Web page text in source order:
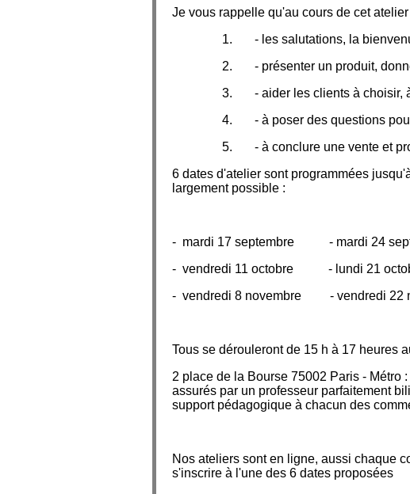
Je vous rappelle qu'au cours de cet
1. - les salutations, la
2. - présenter un produit,
3. - aider les clients à choisir,
4. - à poser des questions
5. - à conclure une vente et
6 dates d'atelier sont programmées
largement possible :
- mardi 17 septembre - mardi 24
- vendredi 11 octobre - lundi 21
- vendredi 8 novembre - vendredi 22
Tous se dérouleront de 15 h à 17 heures
2 place de la Bourse 75002 Paris - Métro
assurés par un professeur parfaitement
support pédagogique à chacun des
Nos ateliers sont en ligne, aussi chaque
s'inscrire à l'une des 6 dates proposées